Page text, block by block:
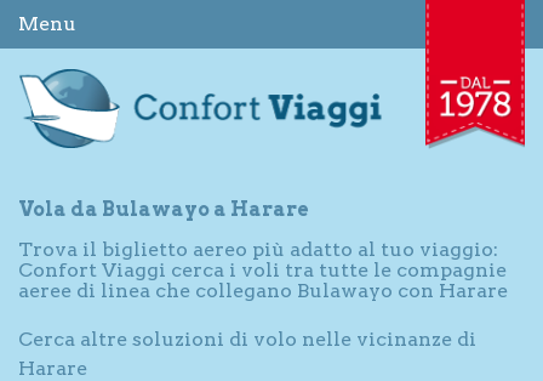
Menu
Vola da Bulawayo a Harare
Trova il biglietto aereo più adatto al tuo viaggio:
Confort Viaggi cerca i voli tra tutte le compagnie
aeree di linea che collegano Bulawayo con Harare
Cerca altre soluzioni di volo nelle vicinanze di
Harare